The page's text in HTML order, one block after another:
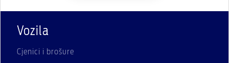
Vozila
Cjenici i brošure